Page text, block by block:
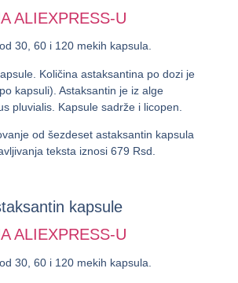
ALIEXPRESS-U
30, 60 i 120 mekih kapsula.
Količina astaksantina po dozi je
kapsuli). Astaksantin je iz alge
pluvialis. Kapsule sadrže i licopen.
od šezdeset astaksantin kapsula
teksta iznosi 679 Rsd.
kapsule
ALIEXPRESS-U
30, 60 i 120 mekih kapsula.